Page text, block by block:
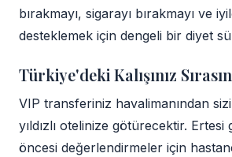
bırakmayı, sigarayı bırakmayı ve
desteklemek için dengeli bir diyet
Türkiye'deki Kalışınız
VIP transferiniz havalimanından
yıldızlı otelinize götürecektir.
öncesi değerlendirmeler için